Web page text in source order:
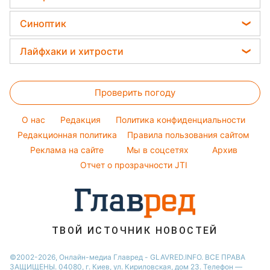
Потап
София Ротару
Новости Ровно
Новости Тернополя
Новости Житомира
Новости Одессы
Новости Харькова
Красивый маникюр
Модные ошибки
Денежная помощь
Тарифы
Салаты
Простые блюда
Легкие десерты
Праздничное меню
Головоломки
Тесты по картинке
Оптические иллюзии
Народные приметы
Все о шоу-бизнесе
Синоптик
Прогноз погоды
Магнитные бури
Погода на сегодня
Погода на завтра
Пылевая буря
Лайфхаки и хитрости
Уборка
Комнатные растения
Авто
Проверить погоду
O нас Редакция
Политика конфиденциальности
Редакционная политика
Правила пользования сайтом
Реклама на сайте
Мы в соцсетях
Архив
Отчет о прозрачности JTI
ТВОЙ ИСТОЧНИК НОВОСТЕЙ
©2002-2026, Онлайн-медиа Главред - GLAVRED.INFO. ВСЕ ПРАВА
ЗАЩИЩЕНЫ. 04080, г. Киев, ул. Кириловская, дом 23. Телефон —